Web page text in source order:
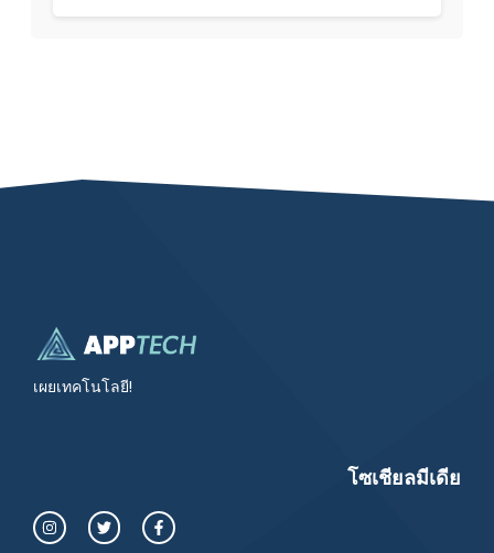
เผยเทคโนโลยี!
โซเชียลมีเดีย